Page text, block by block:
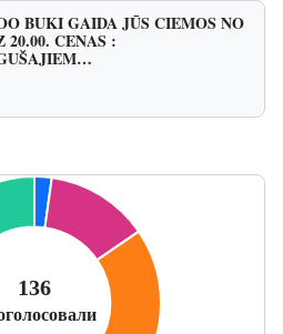
BUKI GAIDA JŪS CIEMOS NO
20.00. CENAS :